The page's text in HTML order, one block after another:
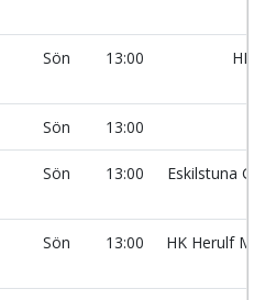
Sön 13:00 HK
Sön 13:00
Sön 13:00 Eskilstuna
Sön 13:00 HK Herulf